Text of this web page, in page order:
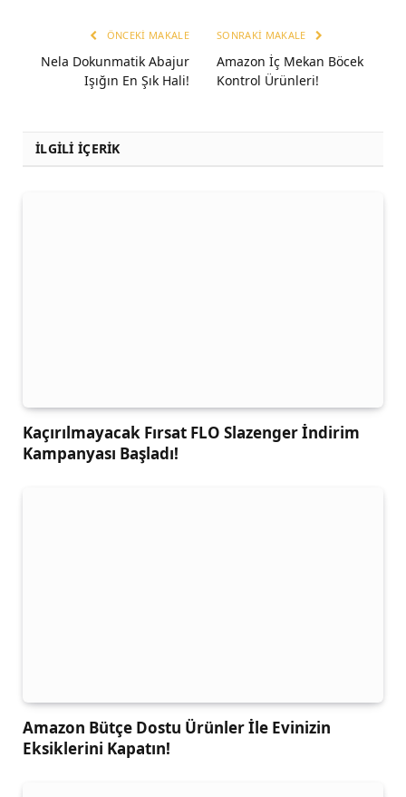
ÖNCEKI MAKALE
Nela Dokunmatik Abajur
Işığın En Şık Hali!
SONRAKI MAKALE
Amazon İç Mekan Böcek
Kontrol Ürünleri!
İLGİLİ İÇERİK
Kaçırılmayacak Fırsat FLO Slazenger İndirim
Kampanyası Başladı!
Amazon Bütçe Dostu Ürünler İle Evinizin
Eksiklerini Kapatın!